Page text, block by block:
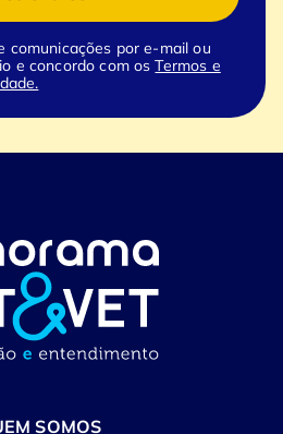
comunicações por e-mail ou
e concordo com osTermos e
SOMOS